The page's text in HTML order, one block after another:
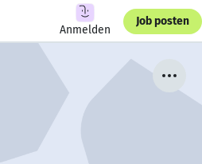
Anmelden
Job posten